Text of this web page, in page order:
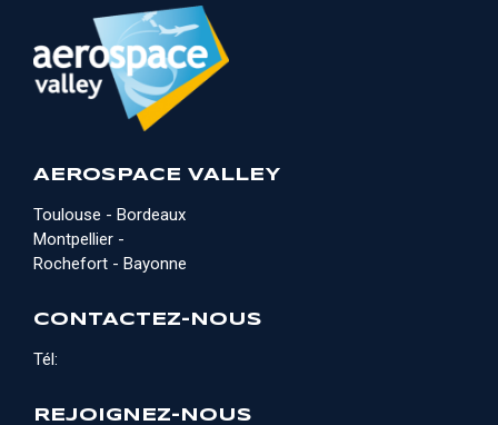
AEROSPACE VALLEY
Toulouse - Bordeaux
Montpellier -
Rochefort - Bayonne
CONTACTEZ-NOUS
Tél:
REJOIGNEZ-NOUS